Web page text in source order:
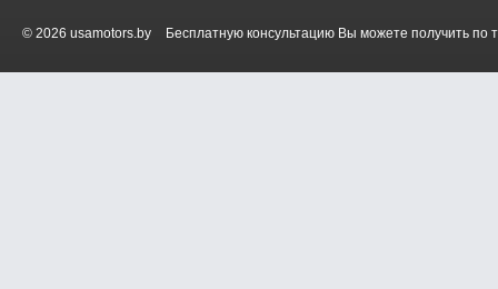
© 2026 usamotors.by Бесплатную консультацию Вы можете получить